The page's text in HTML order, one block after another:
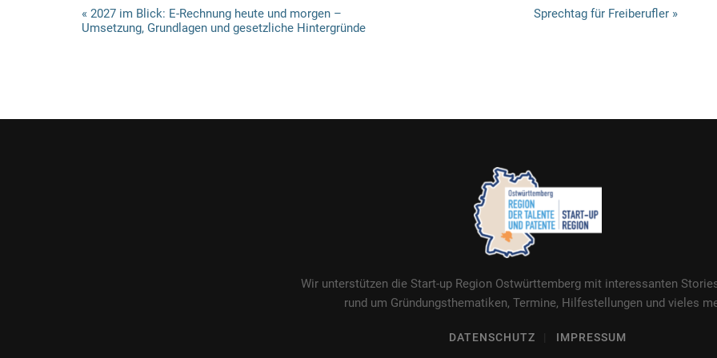
V
n
« 2027 im Blick: E-Rechnung heute und morgen –
Umsetzung, Grundlagen und gesetzliche Hintergründe
Sprechtag für Freiberufler »
Wir unterstützen die Start-up Region Ostwürttemberg mit interessanten
rund um Gründungsthematiken, Termine, Hilfestellungen und vieles
DATENSCHUTZ IMPRESSUM